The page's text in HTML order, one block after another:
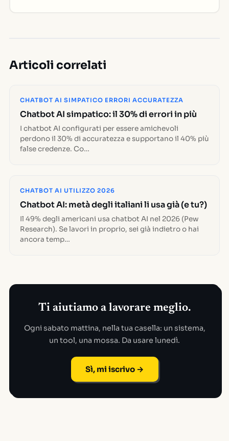
Articoli correlati
CHATBOT AI SIMPATICO ERRORI ACCURATEZZA
Chatbot AI simpatico: il 30% di errori in più
I chatbot AI configurati per essere amichevoli
perdono il 30% di accuratezza e supportano il 40% più
false credenze. Co…
CHATBOT AI UTILIZZO 2026
Chatbot AI: metà degli italiani li usa già (e tu?)
Il 49% degli americani usa chatbot AI nel 2026 (Pew
Research). Se lavori in proprio, sei già indietro o hai
ancora temp…
Ti aiutiamo a lavorare meglio.
Ogni sabato mattina, nella tua casella: un sistema,
un tool, una mossa. Da usare lunedì.
Sì, mi iscrivo →